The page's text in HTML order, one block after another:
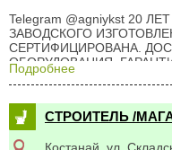
Telegram @agniykst 20
ЗАВОДСКОГО
СЕРТИФИЦИРОВАНА.
ОБОРУДОВАНИЯ,
ШИРОКИЙ СПЕКТР
СЕМЯН: 3т/ч, 5т/ч, 22т/ч
ОБОРУДОВАНИЕ:
скальператоры, триеры
Подробнее
СТРОИТЕЛЬ /